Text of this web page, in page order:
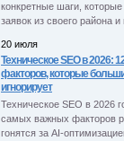
конкретные шаги,
заявок из своего района и
20 июля
Техническое SEO в 2026:
факторов, которые
игнорирует
Техническое SEO в 2026
самых важных факторов
гонятся за AI-